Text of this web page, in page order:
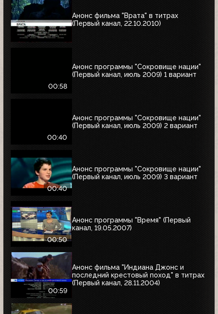
Анонс фильма "Врата" в титрах
(Первый канал, 22.10.2010)
00:58
Анонс программы "Сокровище нации"
(Первый канал, июль 2009) 1 вариант
00:40
Анонс программы "Сокровище нации"
(Первый канал, июль 2009) 2 вариант
00:40
Анонс программы "Сокровище нации"
(Первый канал, июль 2009) 3 вариант
00:50
Анонс программы "Время" (Первый
канал, 19.05.2007)
00:59
Анонс фильма "Индиана Джонс и
последний крестовый поход" в титрах
(Первый канал, 28.11.2004)